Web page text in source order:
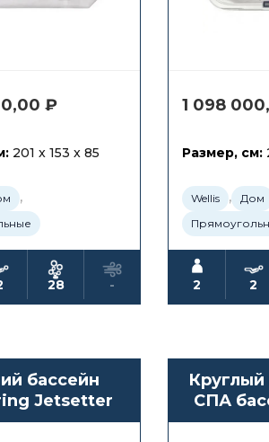
₽
201 x 153 x 85
,
28 -
1 098
Размер, см:
Wellis , Дом
2 2
бассейн
Jetsetter
Круглый
СПА